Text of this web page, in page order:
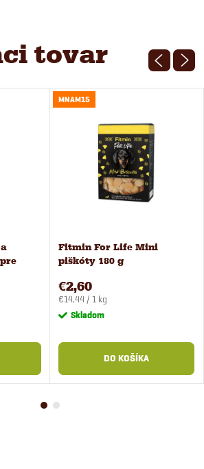
tovar
MNAM15
Fitmin For Life Mini
piškóty 180 g
€2,60
Jednotková
cena:
€14,44 / 1 kg
Skladom
DO KOŠÍKA